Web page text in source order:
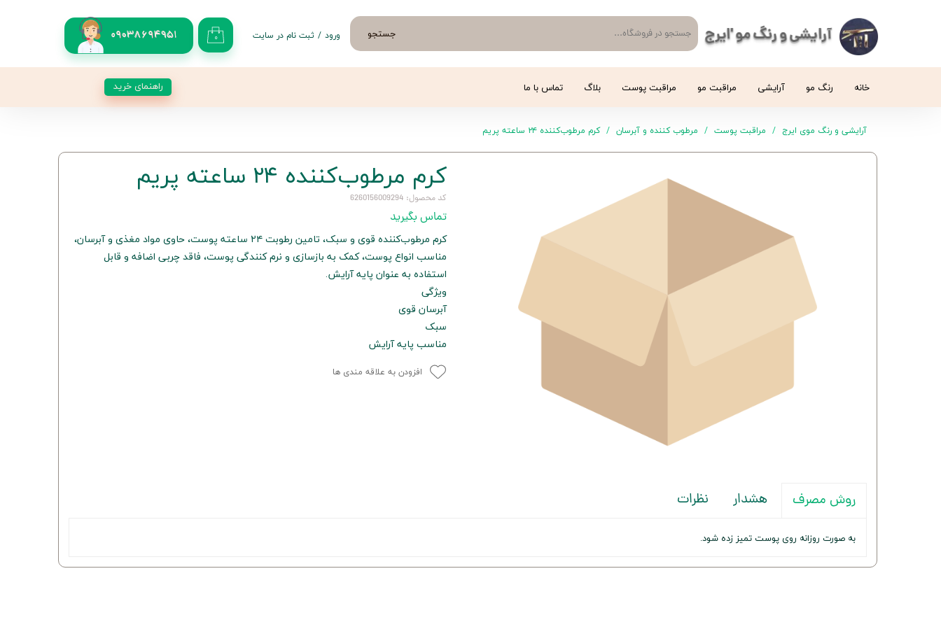
آرایشی و رنگ مو 'ایرج 09038694951 جستجو ۰ ورود / ثبت نام در سایت
خانه رنگ مو آرایشی مراقبت مو مراقبت پوست بلاگ تماس با ما راهنمای خرید
آرایشی و رنگ موی ایرج مراقبت پوست مرطوب کننده و آبرسان کرم مرطوب‌کننده ۲۴ ساعته پریم
کرم مرطوب‌کننده ۲۴ ساعته پریم
کد محصول: 6260156009294
تماس بگیرید
کرم مرطوب‌کننده قوی و سبک، تامین رطوبت ۲۴ ساعته پوست، حاوی مواد مغذی و آبرسان،
مناسب انواع پوست، کمک به بازسازی و نرم کنندگی پوست، فاقد چربی اضافه و قابل
استفاده به عنوان پایه آرایش.
ویژگی
آبرسان قوی
سبک
مناسب پایه آرایش
افزودن به علاقه مندی ها
روش مصرف هشدار نظرات
به صورت روزانه روی پوست تمیز زده شود.